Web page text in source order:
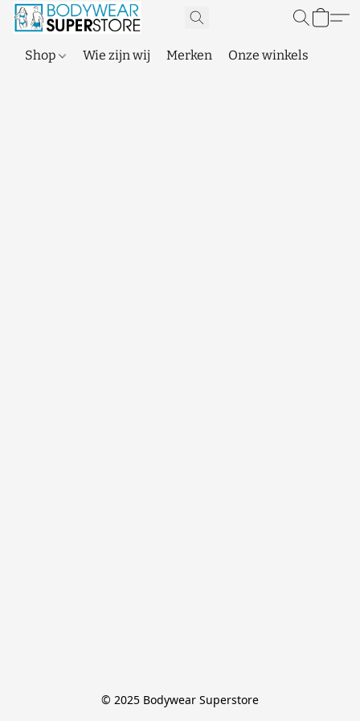
Shop Wie zijn wij Merken Onze winkels
© 2025 Bodywear Superstore